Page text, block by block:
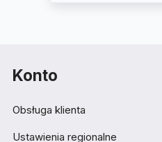
Konto
Obsługa klienta
Ustawienia regionalne